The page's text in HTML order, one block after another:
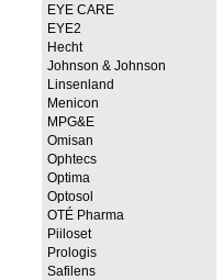
EYE CARE
EYE2
Hecht
Johnson & Johnson
Linsenland
Menicon
MPG&E
Omisan
Ophtecs
Optima
Optosol
OTÉ Pharma
Piiloset
Prologis
Safilens